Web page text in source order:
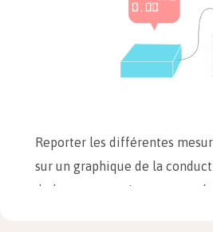
Reporter les différentes
sur un graphique de la
de la concentration et tracer la